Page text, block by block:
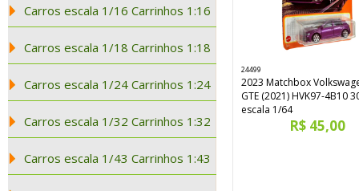
Carros escala 1/16 Carrinhos 1:16
Carros escala 1/18 Carrinhos 1:18
Carros escala 1/24 Carrinhos 1:24
Carros escala 1/32 Carrinhos 1:32
Carros escala 1/43 Carrinhos 1:43
24499
2023 Matchbox
GTE (2021) HVK97-4B10
escala 1/64
R$ 45,00